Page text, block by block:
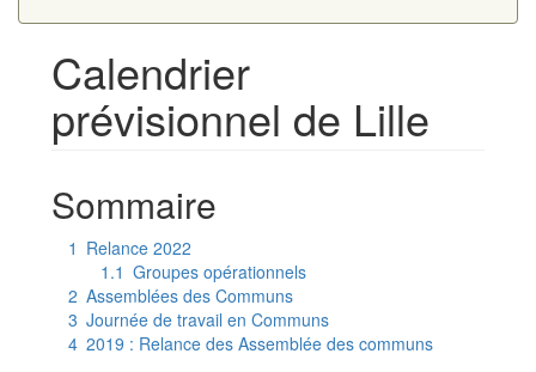
Calendrier
prévisionnel de Lille
Sommaire
1 Relance 2022
1.1 Groupes opérationnels
2 Assemblées des Communs
3 Journée de travail en Communs
4 2019 : Relance des Assemblée des communs